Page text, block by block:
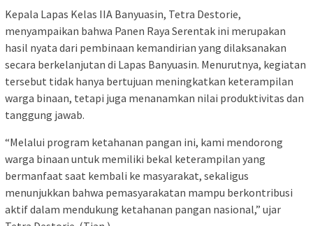
Kepala Lapas Kelas IIA Banyuasin, Tetra Destorie,
menyampaikan bahwa Panen Raya Serentak ini merupakan
hasil nyata dari pembinaan kemandirian yang dilaksanakan
secara berkelanjutan di Lapas Banyuasin. Menurutnya, kegiatan
tersebut tidak hanya bertujuan meningkatkan keterampilan
warga binaan, tetapi juga menanamkan nilai produktivitas dan
tanggung jawab.
“Melalui program ketahanan pangan ini, kami mendorong
warga binaan untuk memiliki bekal keterampilan yang
bermanfaat saat kembali ke masyarakat, sekaligus
menunjukkan bahwa pemasyarakatan mampu berkontribusi
aktif dalam mendukung ketahanan pangan nasional,” ujar